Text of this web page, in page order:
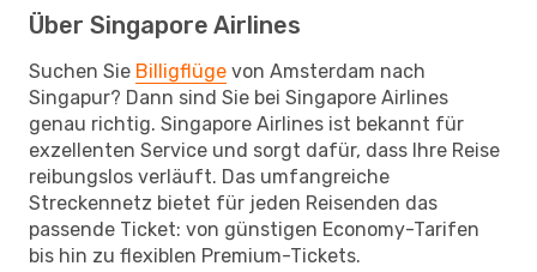
Über Singapore Airlines
Suchen Sie Billigflüge von Amsterdam nach
Singapur? Dann sind Sie bei Singapore Airlines
genau richtig. Singapore Airlines ist bekannt für
exzellenten Service und sorgt dafür, dass Ihre Reise
reibungslos verläuft. Das umfangreiche
Streckennetz bietet für jeden Reisenden das
passende Ticket: von günstigen Economy-Tarifen
bis hin zu flexiblen Premium-Tickets.